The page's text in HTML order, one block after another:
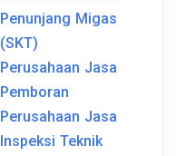
Penunjang Migas
(SKT)
Perusahaan Jasa
Pemboran
Perusahaan Jasa
Inspeksi Teknik